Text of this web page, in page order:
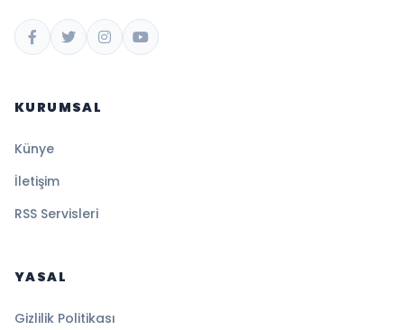
KURUMSAL
Künye
İletişim
RSS Servisleri
YASAL
Gizlilik Politikası